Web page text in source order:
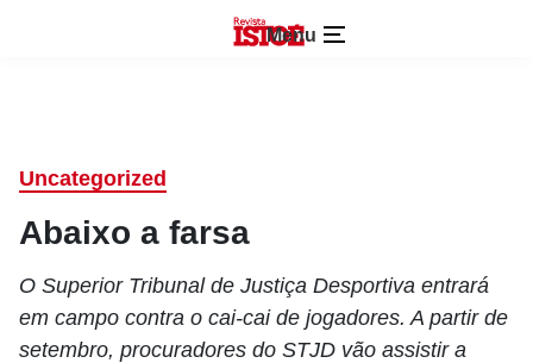
Menu
Uncategorized
Abaixo a farsa
O Superior Tribunal de Justiça Desportiva entrará
em campo contra o cai-cai de jogadores. A partir de
setembro, procuradores do STJD vão assistir a